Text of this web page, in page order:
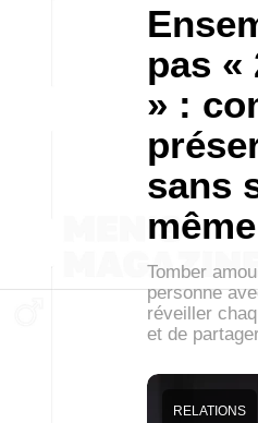
pas «
» :
sans
même
Tomber
personne
réveiller
et de
RELATIONS